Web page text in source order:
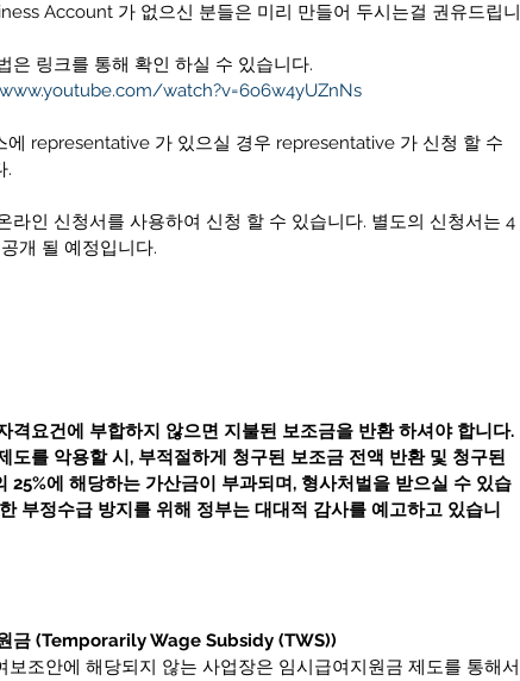
Account 가 없으신 분들은 미리 만들어 두시는걸 권유드립니
은 링크를 통해 확인 하실 수 있습니다.
watch?v=6o6w4yUZnNs
에 representative 가 있으실 경우 representative 가 신청 할 수
.
라인 신청서를 사용하여 신청 할 수 있습니다. 별도의 신청서는 4
개 될 예정입니다.
격요건에 부합하지 않으면 지불된 보조금을 반환 하셔야 합니다.
도를 악용할 시, 부적절하게 청구된 보조금 전액 반환 및 청구된
25%에 해당하는 가산금이 부과되며, 형사처벌을 받으실 수 있습
부정수급 방지를 위해 정부는 대대적 감사를 예고하고 있습니
금 (Temporarily Wage Subsidy (TWS))
보조안에 해당되지 않는 사업장은 임시급여지원금 제도를 통해서